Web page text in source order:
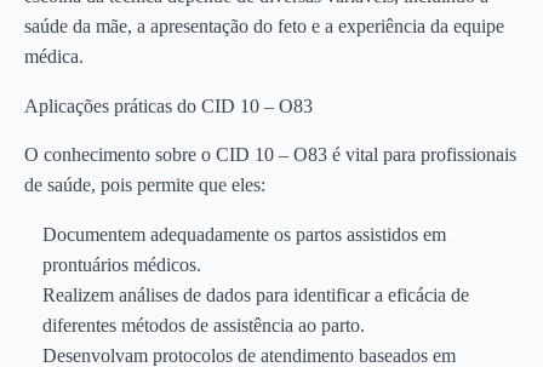
saúde da mãe, a apresentação do feto e a experiência da equipe
médica.
Aplicações práticas do CID 10 – O83
O conhecimento sobre o CID 10 – O83 é vital para profissionais
de saúde, pois permite que eles:
Documentem adequadamente os partos assistidos em
prontuários médicos.
Realizem análises de dados para identificar a eficácia de
diferentes métodos de assistência ao parto.
Desenvolvam protocolos de atendimento baseados em